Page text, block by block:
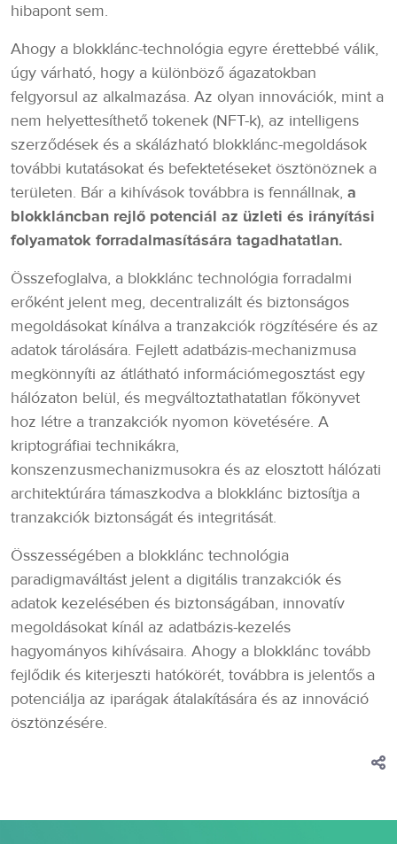
hibapont sem.
Ahogy a blokklánc-technológia egyre érettebbé válik,
úgy várható, hogy a különböző ágazatokban
felgyorsul az alkalmazása. Az olyan innovációk, mint a
nem helyettesíthető tokenek (NFT-k), az intelligens
szerződések és a skálázható blokklánc-megoldások
további kutatásokat és befektetéseket ösztönöznek a
területen. Bár a kihívások továbbra is fennállnak, a
blokkláncban rejlő potenciál az üzleti és irányítási
folyamatok forradalmasítására tagadhatatlan.
Összefoglalva, a blokklánc technológia forradalmi
erőként jelent meg, decentralizált és biztonságos
megoldásokat kínálva a tranzakciók rögzítésére és az
adatok tárolására. Fejlett adatbázis-mechanizmusa
megkönnyíti az átlátható információmegosztást egy
hálózaton belül, és megváltoztathatatlan főkönyvet
hoz létre a tranzakciók nyomon követésére. A
kriptográfiai technikákra,
konszenzusmechanizmusokra és az elosztott hálózati
architektúrára támaszkodva a blokklánc biztosítja a
tranzakciók biztonságát és integritását.
Összességében a blokklánc technológia
paradigmaváltást jelent a digitális tranzakciók és
adatok kezelésében és biztonságában, innovatív
megoldásokat kínál az adatbázis-kezelés
hagyományos kihívásaira. Ahogy a blokklánc tovább
fejlődik és kiterjeszti hatókörét, továbbra is jelentős a
potenciálja az iparágak átalakítására és az innováció
ösztönzésére.